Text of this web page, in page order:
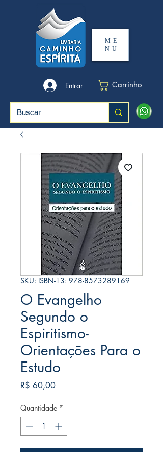
ME
NU
Entrar Carrinho
SKU: ISBN-13: 978-8573289169
O Evangelho
Segundo o
Espiritismo-
Orientações Para o
Estudo
R$ 60,00Preço
Quantidade *